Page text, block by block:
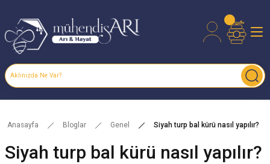
Anasayfa Bloglar Genel Siyah turp bal kürü nasıl yapılır?
Siyah turp bal kürü nasıl yapılır?